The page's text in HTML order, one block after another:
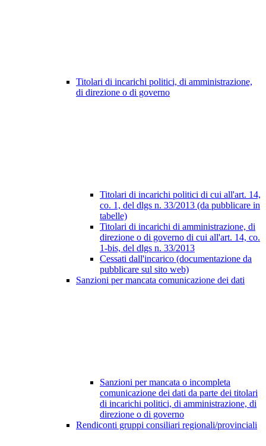
Titolari di incarichi politici, di amministrazione,
di direzione o di governo
Titolari di incarichi politici di cui all'art. 14,
co. 1, del dlgs n. 33/2013 (da pubblicare in
tabelle)
Titolari di incarichi di amministrazione, di
direzione o di governo di cui all'art. 14, co.
1-bis, del dlgs n. 33/2013
Cessati dall'incarico (documentazione da
pubblicare sul sito web)
Sanzioni per mancata comunicazione dei dati
Sanzioni per mancata o incompleta
comunicazione dei dati da parte dei titolari
di incarichi politici, di amministrazione, di
direzione o di governo
Rendiconti gruppi consiliari regionali/provinciali